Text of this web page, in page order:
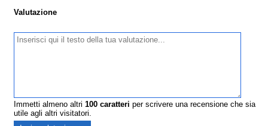
Valutazione
Immetti almeno altri100 caratteri per scrivere una recensione che sia
utile agli altri visitatori.